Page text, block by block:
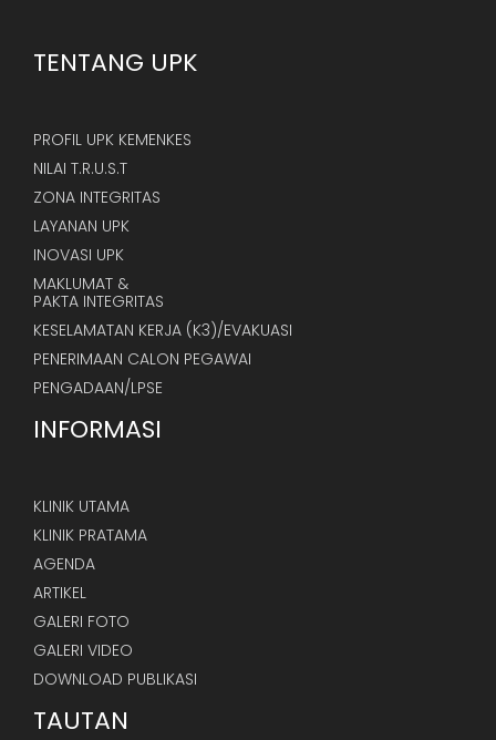
TENTANG UPK
PROFIL UPK KEMENKES
NILAI T.R.U.S.T
ZONA INTEGRITAS
LAYANAN UPK
INOVASI UPK
MAKLUMAT &
PAKTA INTEGRITAS
KESELAMATAN KERJA (K3)/EVAKUASI
PENERIMAAN CALON PEGAWAI
PENGADAAN/LPSE
INFORMASI
KLINIK UTAMA
KLINIK PRATAMA
AGENDA
ARTIKEL
GALERI FOTO
GALERI VIDEO
DOWNLOAD PUBLIKASI
TAUTAN